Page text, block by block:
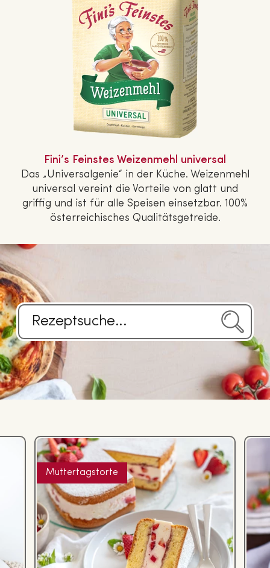
Fini’s Feinstes Wei­zen­mehl universal
Das „Uni­ver­sal­ge­nie“ in der Küche. Wei­zen­mehl
universal vereint die Vorteile von glatt und
griffig und ist für alle Speisen ein­setz­bar. 100%
ös­ter­rei­chi­sches Qua­li­täts­ge­trei­de.